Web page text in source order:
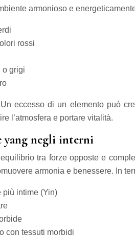
armonioso e
rossi
o grigi
eccesso di un elemento può
l’atmosfera e portare vitalità.
yang negli interni
tra forze opposte e
armonia e benessere. In
più intime (Yin)
con tessuti morbidi